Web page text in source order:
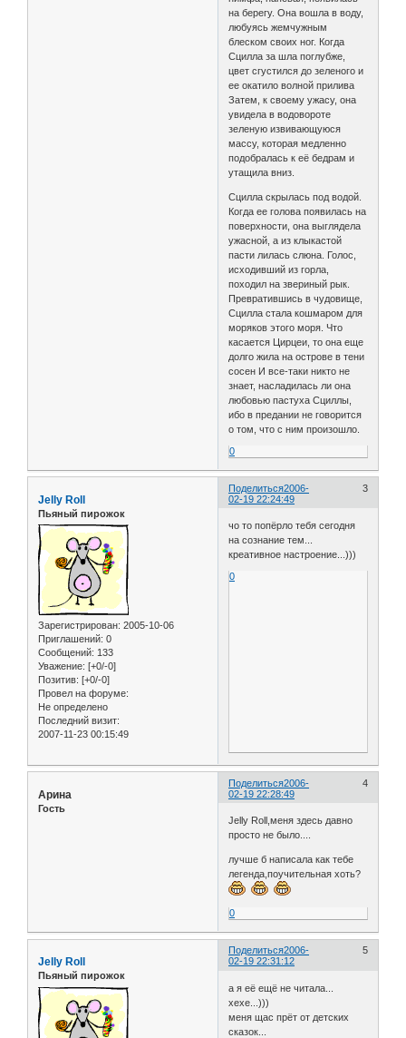
на берегу. Она вошла в воду,
любуясь жемчужным
блеском своих ног. Когда
Сцилла за шла поглубже,
цвет сгустился до зеленого и
ее окатило волной прилива
Затем, к своему ужасу, она
увидела в водовороте
зеленую извивающуюся
массу, которая медленно
подобралась к её бедрам и
утащила вниз.
Сцилла скрылась под водой.
Когда ее голова появилась на
поверхноcти, она выглядела
ужасной, а из клыкастой
пасти лилась слюна. Голос,
исходивший из горла,
походил на звериный рык.
Превратившись в чудовище,
Сцилла стала кошмаром для
моряков этого моря. Что
касается Цирцеи, то она еще
долго жила на острове в тени
сосен И все-таки никто не
знает, насладилась ли она
любовью пастуха Сциллы,
ибо в предании не говорится
о том, что с ним произошло.
0
Поделиться 3
2006-
02-19 22:24:49
Jelly Roll
Пьяный пирожок
Зарегистрирован: 2005-10-06
Приглашений: 0
Сообщений: 133
Уважение: [+0/-0]
Позитив: [+0/-0]
Провел на форуме:
Не определено
Последний визит:
2007-11-23 00:15:49
чо то попёрло тебя сегодня
на сознание тем...
креативное настроение...)))
0
Поделиться 4
2006-
02-19 22:28:49
Арина
Гость
Jelly Roll,меня здесь давно
просто не было....
лучше б написала как тебе
легенда,поучительная хоть?
0
Поделиться 5
2006-
02-19 22:31:12
Jelly Roll
Пьяный пирожок
а я её ещё не читала...
хехе...)))
меня щас прёт от детских
сказок...